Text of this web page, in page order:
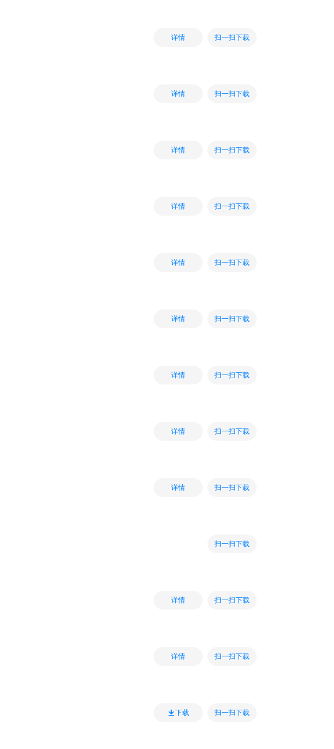
详情 扫一扫下载
详情 扫一扫下载
详情 扫一扫下载
详情 扫一扫下载
详情 扫一扫下载
详情 扫一扫下载
详情 扫一扫下载
详情 扫一扫下载
详情 扫一扫下载
扫一扫下载
详情 扫一扫下载
详情 扫一扫下载
下载 扫一扫下载